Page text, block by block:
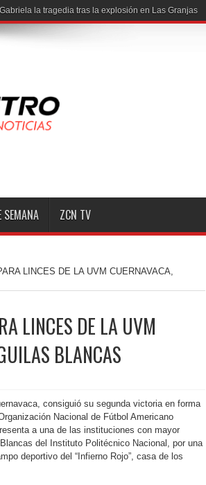
SEMANA ZCN TV
LINCES DE LA UVM CUERNAVACA,
LINCES DE LA UVM
BLANCAS
consiguió su segunda victoria en forma
Nacional de Fútbol Americano
a una de las instituciones con mayor
del Instituto Politécnico Nacional, por una
deportivo del “Infierno Rojo”, casa de los